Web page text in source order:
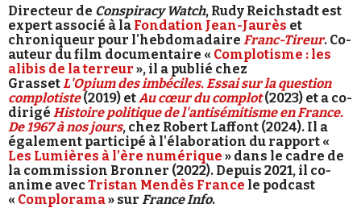
Conspipédia
Vidéos
Émissions
Revues de presse
Directeur de Conspiracy Watch, Rudy Reichstadt est
expert associé à la Fondation Jean-Jaurès et
chroniqueur pour l'hebdomadaire Franc-Tireur. Co-
auteur du film documentaire « Complotisme : les
alibis de la terreur », il a publié chez
GrassetL'Opium des imbéciles. Essai sur la question
complotiste(2019) etAu cœur du complot(2023) et a co-
dirigé Histoire politique de l'antisémitisme en France.
De 1967 à nos jours, chez Robert Laffont (2024). Il a
également participé à l'élaboration du rapport «
Les Lumières à l’ère numérique » dans le cadre de
la commission Bronner (2022). Depuis 2021, il co-
anime avecTristan Mendès France le podcast
« Complorama» sur France Info.